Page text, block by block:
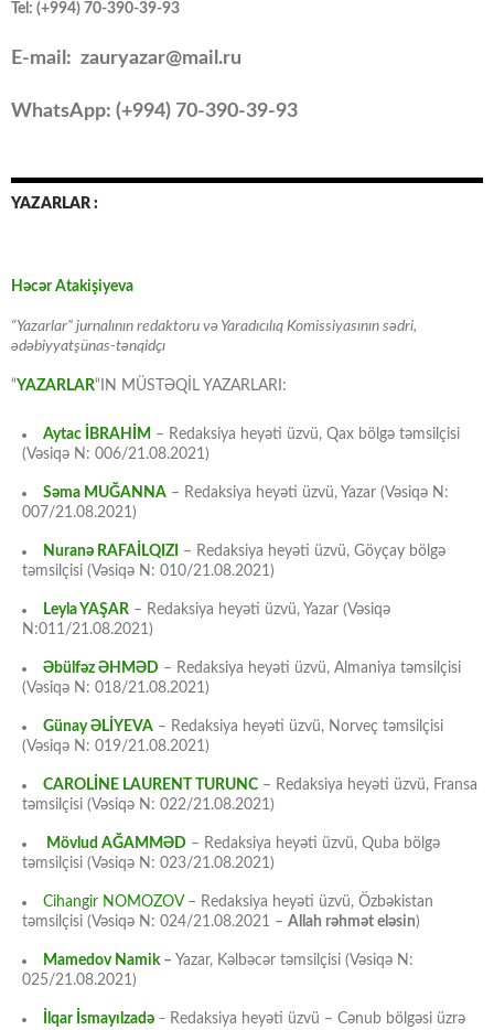
Tel: (+994) 70-390-39-93
E-mail: zauryazar@mail.ru
WhatsApp: (+994) 70-390-39-93
YAZARLAR :
Həcər Atakişiyeva
“Yazarlar” jurnalının redaktoru və Yaradıcılıq Komissiyasının sədri,
ədəbiyyatşünas-tənqidçı
“YAZARLAR“IN MÜSTƏQİL YAZARLARI:
Aytac İBRAHİM – Redaksiya heyəti üzvü, Qax bölgə təmsilçisi
(Vəsiqə N: 006/21.08.2021)
Səma MUĞANNA – Redaksiya heyəti üzvü, Yazar (Vəsiqə N:
007/21.08.2021)
Nuranə RAFAİLQIZI
– Redaksiya heyəti üzvü, Göyçay bölgə
təmsilçisi (Vəsiqə N: 010/21.08.2021)
Leyla YAŞAR – Redaksiya heyəti üzvü, Yazar (Vəsiqə
N:011/21.08.2021)
Əbülfəz ƏHMƏD – Redaksiya heyəti üzvü, Almaniya təmsilçisi
(Vəsiqə N: 018/21.08.2021)
Günay ƏLİYEVA – Redaksiya heyəti üzvü, Norveç təmsilçisi
(Vəsiqə N: 019/21.08.2021)
CAROLİNE LAURENT TURUNC – Redaksiya heyəti üzvü, Fransa
təmsilçisi (Vəsiqə N: 022/21.08.2021)
Mövlud AĞAMMƏD – Redaksiya heyəti üzvü, Quba bölgə
təmsilçisi (Vəsiqə N: 023/21.08.2021)
Cihangir NOMOZOV– Redaksiya heyəti üzvü, Özbəkistan
təmsilçisi (Vəsiqə N: 024/21.08.2021 – Allah rəhmət eləsin)
Mamedov Namik– Yazar, Kəlbəcər təmsilçisi (Vəsiqə N:
025/21.08.2021)
İlqar İsmayılzadə – Redaksiya heyəti üzvü – Cənub bölgəsi üzrə